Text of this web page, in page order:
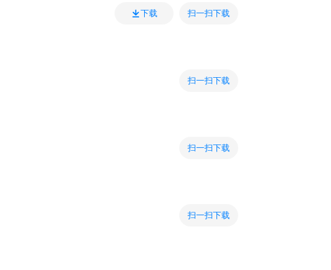
下载 扫一扫下载
扫一扫下载
扫一扫下载
扫一扫下载